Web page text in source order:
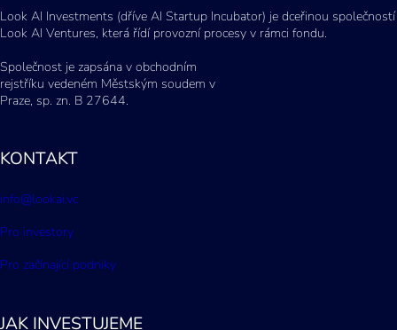
Look AI Investments (dříve AI Startup Incubator) je dceřinou společností
Look AI Ventures, která řídí provozní procesy v rámci fondu.
Společnost je zapsána v obchodním
rejstříku vedeném Městským soudem v
Praze, sp. zn. B 27644.
KONTAKT
info@lookai.vc
Pro investory
Pro začínající podniky
JAK INVESTUJEME